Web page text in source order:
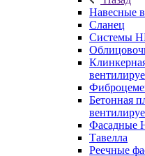
Навесные
Сланец
Системы
Бетонная
Фасадные
Тавелла
Реечные